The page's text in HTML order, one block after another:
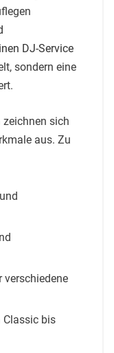
DJ-Service
sondern eine
zeichnen sich
aus. Zu
bis